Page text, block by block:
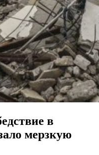
в
мерзкую